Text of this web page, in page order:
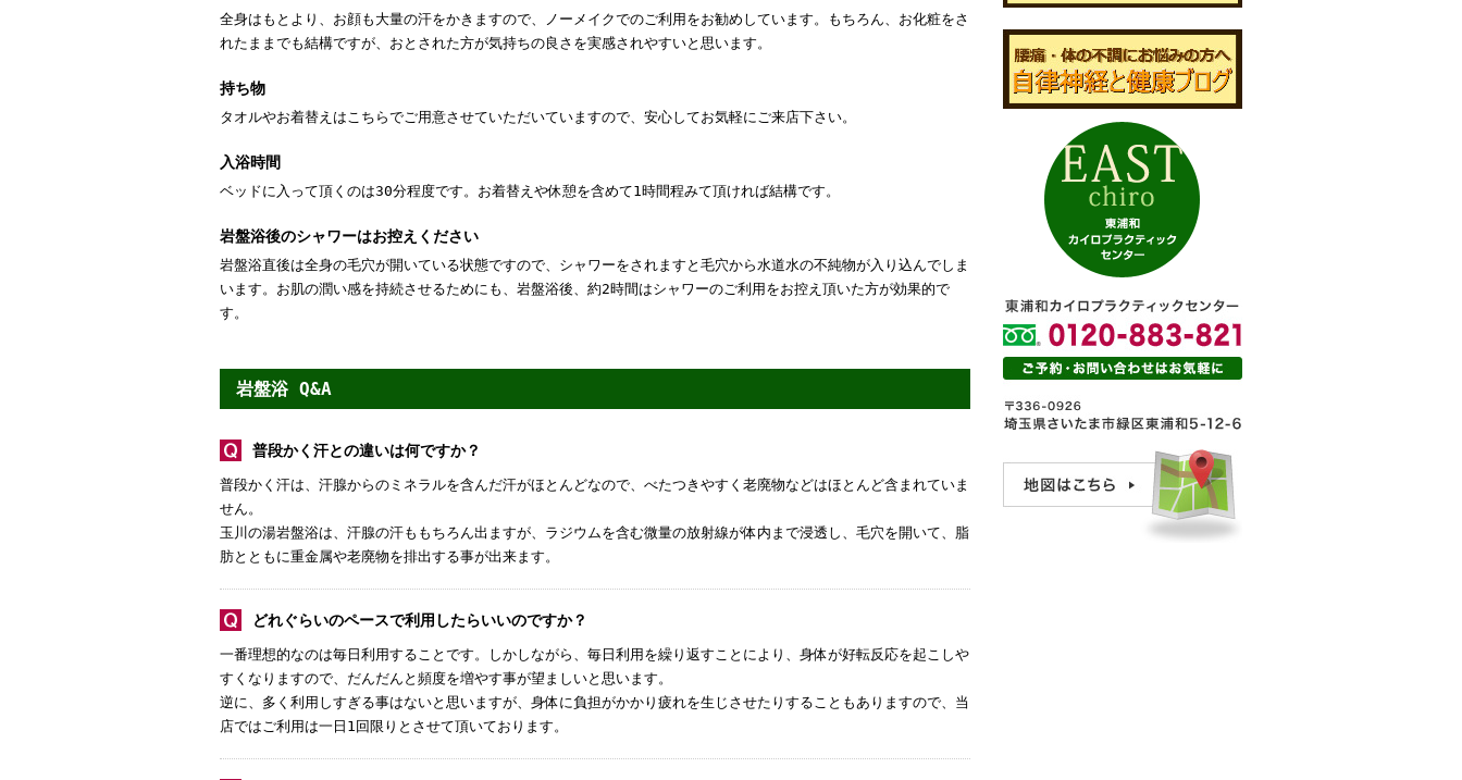
全身はもとより、お顔も大量の汗をかきますので、ノーメイクでのご利用をお勧めしています。もちろん、お化粧をさ
れたままでも結構ですが、おとされた方が気持ちの良さを実感されやすいと思います。
持ち物
タオルやお着替えはこちらでご用意させていただいていますので、安心してお気軽にご来店下さい。
入浴時間
ベッドに入って頂くのは30分程度です。お着替えや休憩を含めて1時間程みて頂ければ結構です。
岩盤浴後のシャワーはお控えください
岩盤浴直後は全身の毛穴が開いている状態ですので、シャワーをされますと毛穴から水道水の不純物が入り込んでしま
います。お肌の潤い感を持続させるためにも、岩盤浴後、約2時間はシャワーのご利用をお控え頂いた方が効果的で
す。
岩盤浴 Q&A
普段かく汗との違いは何ですか？
普段かく汗は、汗腺からのミネラルを含んだ汗がほとんどなので、べたつきやすく老廃物などはほとんど含まれていま
せん。
玉川の湯岩盤浴は、汗腺の汗ももちろん出ますが、ラジウムを含む微量の放射線が体内まで浸透し、毛穴を開いて、脂
肪とともに重金属や老廃物を排出する事が出来ます。
どれぐらいのペースで利用したらいいのですか？
一番理想的なのは毎日利用することです。しかしながら、毎日利用を繰り返すことにより、身体が好転反応を起こしや
すくなりますので、だんだんと頻度を増やす事が望ましいと思います。
逆に、多く利用しすぎる事はないと思いますが、身体に負担がかかり疲れを生じさせたりすることもありますので、当
店ではご利用は一日1回限りとさせて頂いております。